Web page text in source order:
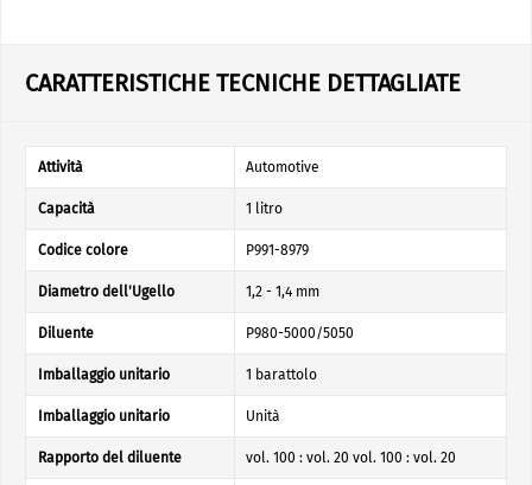
CARATTERISTICHE TECNICHE DETTAGLIATE
Attività Automotive
Capacità 1 litro
Codice colore P991-8979
Diametro dell'Ugello 1,2 - 1,4 mm
Diluente P980-5000/5050
Imballaggio unitario 1 barattolo
Imballaggio unitario Unità
Rapporto del diluente vol. 100 : vol. 20 vol. 100 : vol. 20